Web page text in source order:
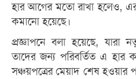
হার আগের মতো রাখা হলেও, এর
কমানো হয়েছে।
প্রজ্ঞাপনে বলা হয়েছে,
তাদের জন্য পরিবর্তিত এ হার
সঞ্চয়পত্রের মেয়াদ শেষ